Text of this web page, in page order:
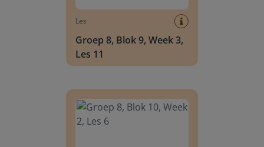
Les
Groep 8, Blok 9, Week 3,
Les 11